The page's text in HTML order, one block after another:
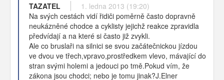
TAZATEL
1. ledna 2013 (19:20)
Na svých cestách vidí řidiči poměrně často dopravně
neukázněné chodce a cyklisty jejichž reakce zpravidla
předvídají a na které si často již zvykli.
Ale co bruslaři na silnici se svou začátečnickou jízdou
ve dvou ve třech,vpravo,prostředkem vlevo, mávající do
stran svými holemi a jedouci po tmě.Pokud vím, že
zákona jsou chodci; nebo je tomu jinak?J.Elner